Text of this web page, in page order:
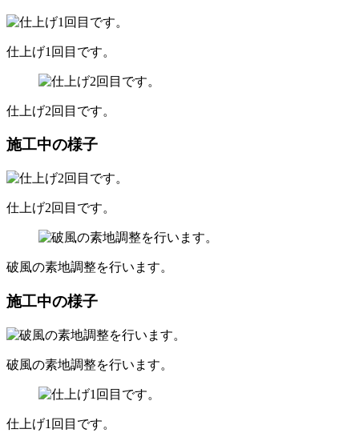
仕上げ1回目です。
仕上げ2回目です。
施工中の様子
仕上げ2回目です。
破風の素地調整を行います。
施工中の様子
破風の素地調整を行います。
仕上げ1回目です。